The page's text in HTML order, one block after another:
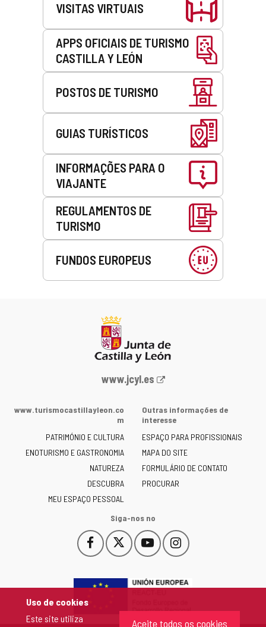
Uso de cookies
Este site utiliza
Aceite todos os cookies
VISITAS VIRTUAIS
APPS OFICIAIS DE TURISMO
CASTILLA Y LEÓN
POSTOS DE TURISMO
GUIAS TURÍSTICOS
INFORMAÇÕES PARA O
VIAJANTE
REGULAMENTOS DE
TURISMO
FUNDOS EUROPEUS
Portal
Junta
Castilla
y
León
-
www.jcyl.es
www.turismocastillayleon.co
m
PATRIMÓNIO E CULTURA
ENOTURISMO E GASTRONOMIA
NATUREZA
DESCUBRA
MEU ESPAÇO PESSOAL
Outras informações de
interesse
ESPAÇO PARA PROFISSIONAIS
MAPA DO SITE
FORMULÁRIO DE CONTATO
PROCURAR
Siga-nos no
Facebook
Este
enlace
abrirá
Este
enlace
abrirá
ventana
YouTube
Este
enlace
abrirá
ventana
Instagram
Este
enlace
abrirá